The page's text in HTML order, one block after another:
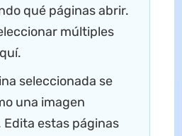
qué páginas abrir.
múltiples
seleccionada se
una imagen
Edita estas páginas